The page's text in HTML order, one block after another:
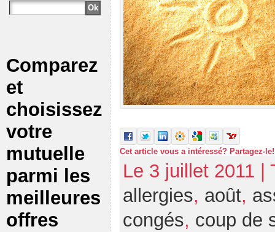
Comparez
et
choisissez
votre
mutuelle
parmi les
meilleures
offres
Cet article vous a intéressé? Partagez-le!
Le 3 juillet 2011 |
allergies, août,
congés, coup de